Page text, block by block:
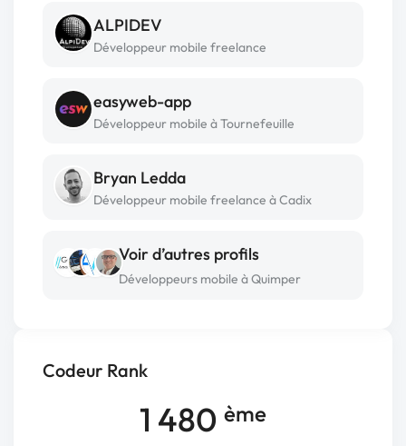
Codeur Rank
1 480 ème
ALPIDEV
Développeur mobile freelance
easyweb-app
Développeur mobile à Tournefeuille
Bryan Ledda
Développeur mobile freelance à Cadix
Voir d’autres profils
Développeurs mobile à Quimper